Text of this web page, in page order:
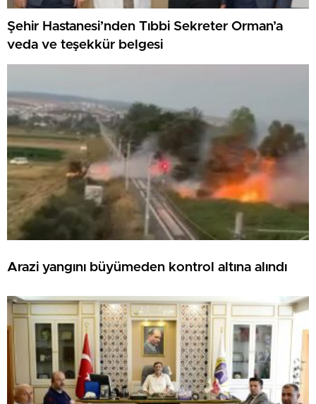
Şehir Hastanesi’nden Tıbbi Sekreter Orman’a
veda ve teşekkür belgesi
Arazi yangını büyümeden kontrol altına alındı